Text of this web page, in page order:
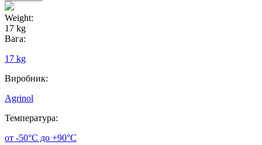
Weight:
17 kg
Вага:
17 kg
Виробник:
Agrinol
Температура:
от -50°С до +90°С